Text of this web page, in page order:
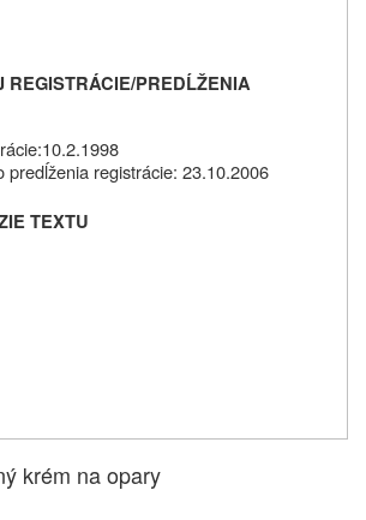
REGISTRÁCIE/PREDĹŽENIA
10.2.1998
predĺženia registrácie: 23.10.2006
TEXTU
krém na opary